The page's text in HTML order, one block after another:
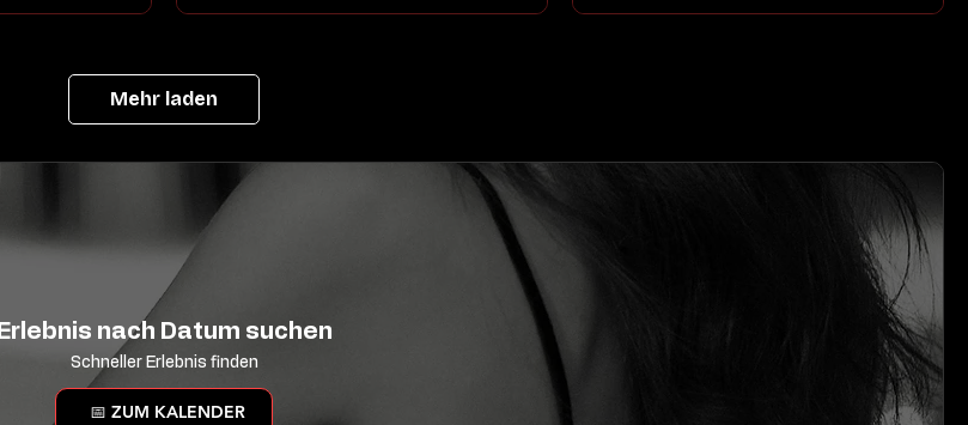
Mehr laden
Erlebnis nach Datum suchen
Schneller Erlebnis finden
📅 ZUM KALENDER